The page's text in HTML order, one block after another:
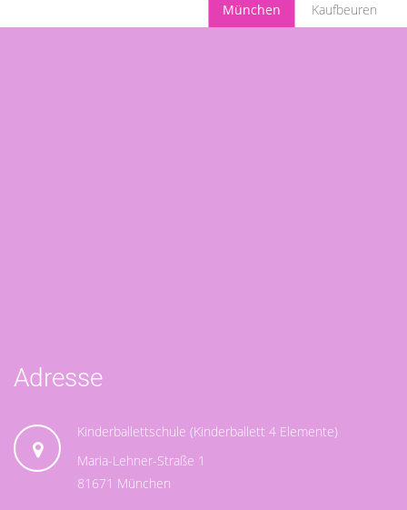
München Kaufbeuren
Adresse
Kinderballettschule (Kinderballett 4 Elemente)
Maria-Lehner-Straße 1
81671 München